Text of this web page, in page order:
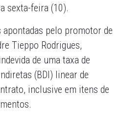
sexta-feira (10).
pelo promotor de
Tieppo Rodrigues,
de uma taxa de
(BDI) linear de
inclusive em itens de